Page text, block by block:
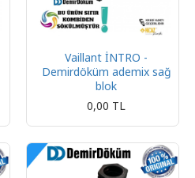
Vaillant İNTRO -
Demirdöküm ademix sağ
blok
0,00 TL